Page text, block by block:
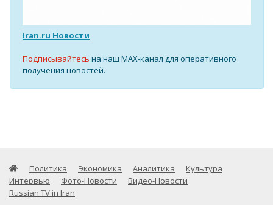
Iran.ru Новости
Подписывайтесь на наш MAX-канал для оперативного
получения новостей.
Политика Экономика Аналитика
Культура
Интервью
Фото-Новости
Видео-Новости
Russian TV in Iran